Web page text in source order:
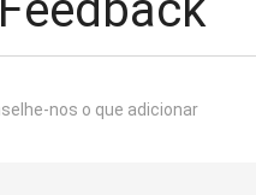
nos o que adicionar